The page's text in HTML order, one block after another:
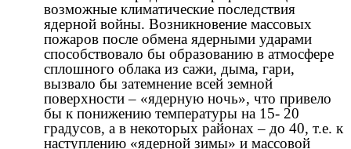
возможные климатические последствия
ядерной войны. Возникновение массовых
пожаров после обмена ядерными ударами
способствовало бы образованию в атмосфере
сплошного облака из сажи, дыма, гари,
вызвало бы затемнение всей земной
поверхности – «ядерную ночь», что привело
бы к понижению температуры на 15- 20
градусов, а в некоторых районах – до 40, т.е. к
наступлению «ядерной зимы» и массовой